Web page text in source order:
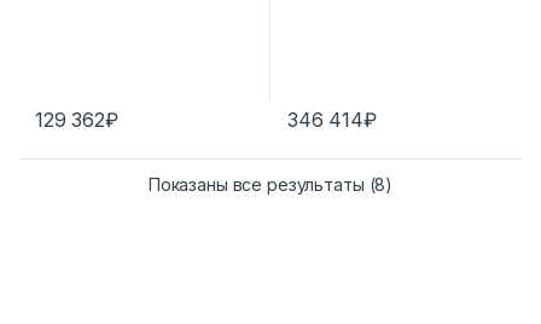
129 362₽ 346 414₽
Показаны все результаты (8)